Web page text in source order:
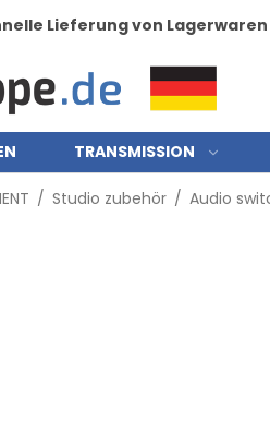
Lieferung von
TRANSMISSION
/ Studio zubehör / Audio